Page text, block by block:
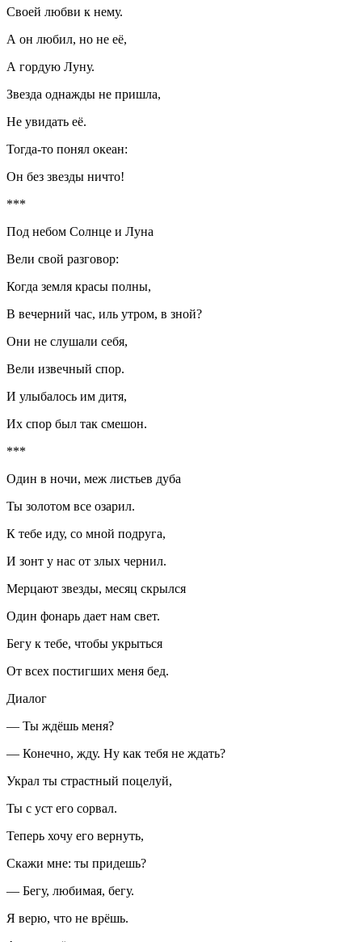
Своей любви к нему.
А он любил, но не её,
А гордую Луну.
Звезда однажды не пришла,
Не увидать её.
Тогда-то понял океан:
Он без звезды ничто!
***
Под небом Солнце и Луна
Вели свой разговор:
Когда земля красы полны,
В вечерний час, иль утром, в зной?
Они не слушали себя,
Вели извечный спор.
И улыбалось им дитя,
Их спор был так смешон.
***
Один в ночи, меж листьев дуба
Ты золотом все озарил.
К тебе иду, со мной подруга,
И зонт у нас от злых чернил.
Мерцают звезды, месяц скрылся
Один фонарь дает нам свет.
Бегу к тебе, чтобы укрыться
От всех постигших меня бед.
Диалог
— Ты ждёшь меня?
— Конечно, жду. Ну как тебя не ждать?
Украл ты страстный поцелуй,
Ты с уст его сорвал.
Теперь хочу его вернуть,
Скажи мне: ты придешь?
— Бегу, любимая, бегу.
Я верю, что не врёшь.